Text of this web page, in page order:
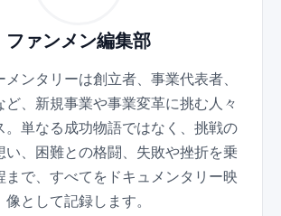
ファンメン編集部
ンタリーは創立者、事業代表者、
ど、新規事業や事業変革に挑む人々
。単なる成功物語ではなく、挑戦の
い、困難との格闘、失敗や挫折を乗
まで、すべてをドキュメンタリー映
像として記録します。